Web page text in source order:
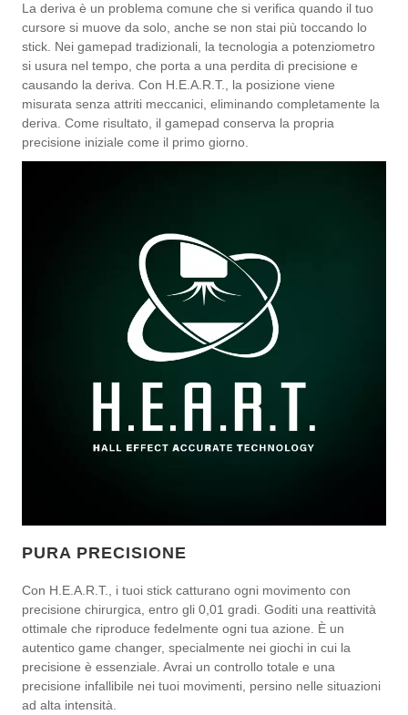
La deriva è un problema comune che si verifica quando il tuo
cursore si muove da solo, anche se non stai più toccando lo
stick. Nei gamepad tradizionali, la tecnologia a potenziometro
si usura nel tempo, che porta a una perdita di precisione e
causando la deriva. Con H.E.A.R.T., la posizione viene
misurata senza attriti meccanici, eliminando completamente la
deriva. Come risultato, il gamepad conserva la propria
precisione iniziale come il primo giorno.
PURA PRECISIONE
Con H.E.A.R.T., i tuoi stick catturano ogni movimento con
precisione chirurgica, entro gli 0,01 gradi. Goditi una reattività
ottimale che riproduce fedelmente ogni tua azione. È un
autentico game changer, specialmente nei giochi in cui la
precisione è essenziale. Avrai un controllo totale e una
precisione infallibile nei tuoi movimenti, persino nelle situazioni
ad alta intensità.